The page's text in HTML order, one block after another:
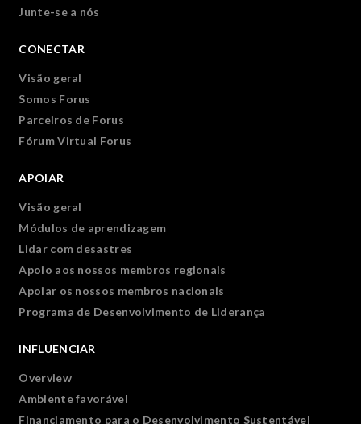
Junte-se a nós
CONECTAR
Visão geral
Somos Forus
Parceiros de Forus
Fórum Virtual Forus
APOIAR
Visão geral
Módulos de aprendizagem
Lidar com desastres
Apoio aos nossos membros regionais
Apoiar os nossos membros nacionais
Programa de Desenvolvimento de Liderança
INFLUENCIAR
Overview
Ambiente favorável
Financiamento para o Desenvolvimento Sustentável